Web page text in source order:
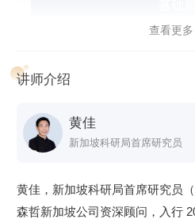
组件的工作原理和使用方法，并
活的系统逐渐浮现眼前。
应用篇：积累场景中的智慧
展示如何将 LangChain 组件应用
何使用 LangChain 的工具和接口
查看更多
讲师介绍
黄佳
新加坡科研局首席研究员
黄佳，新加坡科研局首席研究员
森哲新加坡公司资深顾问，入行